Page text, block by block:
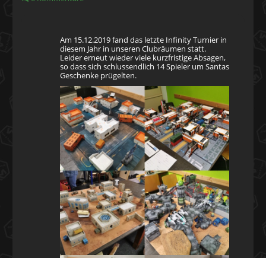
Am 15.12.2019 fand das letzte Infinity Turnier in
diesem Jahr in unseren Clubräumen statt.
Leider erneut wieder viele kurzfristige Absagen,
so dass sich schlussendlich 14 Spieler um Santas
Geschenke prügelten.